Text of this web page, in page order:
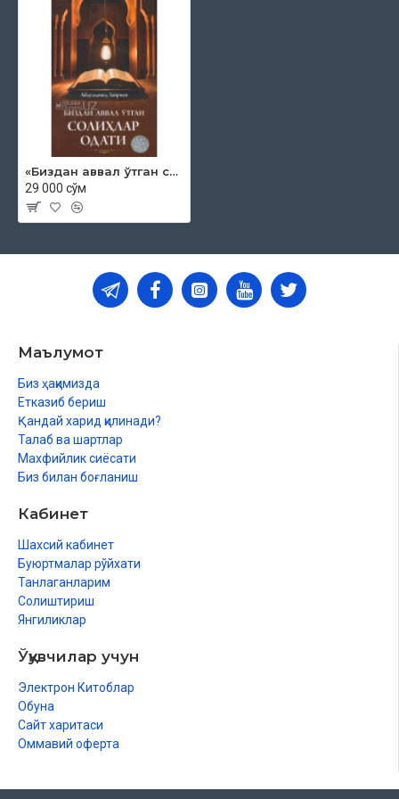
«Биздан аввал ўтган солиҳлар одати»
29 000 сўм
Маълумот
Биз ҳақимизда
Етказиб бериш
Қандай харид қилинади?
Талаб ва шартлар
Махфийлик сиёсати
Биз билан боғланиш
Кабинет
Шахсий кабинет
Буюртмалар рўйхати
Танлаганларим
Солиштириш
Янгиликлар
Ўқувчилар учун
Электрон Китоблар
Обуна
Сайт харитаси
Оммавий оферта